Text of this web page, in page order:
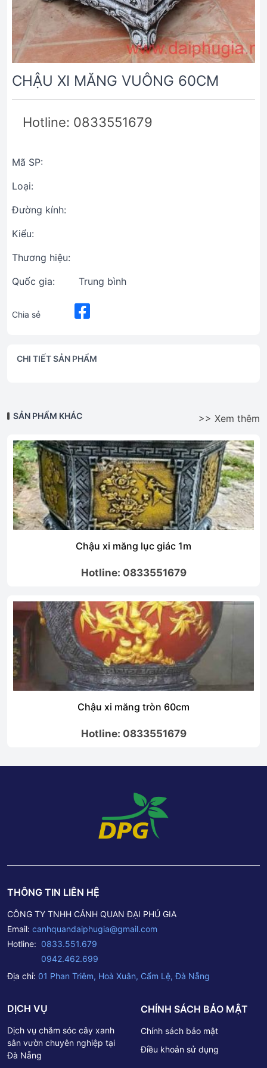
CHẬU XI MĂNG VUÔNG 60CM
Hotline: 0833551679
Mã SP:
Loại:
Đường kính:
Kiểu:
Thương hiệu:
Quốc gia:
Trung bình
Chia sẻ
CHI TIẾT SẢN PHẨM
SẢN PHẨM KHÁC >> Xem thêm
Chậu xi măng lục giác 1m
Hotline: 0833551679
Chậu xi măng tròn 60cm
Hotline: 0833551679
THÔNG TIN LIÊN HỆ
CÔNG TY TNHH CẢNH QUAN ĐẠI PHÚ GIA
Email: canhquandaiphugia@gmail.com
Hotline: 0833.551.679
0942.462.699
Địa chỉ: 01 Phan Triêm, Hoà Xuân, Cẩm Lệ, Đà Nẵng
DỊCH VỤ
Dịch vụ chăm sóc cây xanh
sân vườn chuyên nghiệp tại
Đà Nẵng
CHÍNH SÁCH BẢO MẬT
Chính sách bảo mật
Điều khoản sử dụng